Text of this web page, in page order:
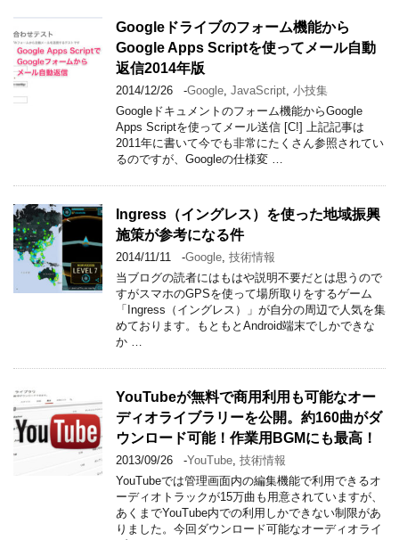
Googleドライブのフォーム機能から
Google Apps Scriptを使ってメール自動
返信2014年版
2014/12/26 -Google, JavaScript, 小技集
Googleドキュメントのフォーム機能からGoogle
Apps Scriptを使ってメール送信 [C!] 上記記事は
2011年に書いて今でも非常にたくさん参照されてい
るのですが、Googleの仕様変 …
Ingress（イングレス）を使った地域振興
施策が参考になる件
2014/11/11 -Google, 技術情報
当ブログの読者にはもはや説明不要だとは思うので
すがスマホのGPSを使って場所取りをするゲーム
「Ingress（イングレス）」が自分の周辺で人気を集
めております。もともとAndroid端末でしかできな
か …
YouTubeが無料で商用利用も可能なオー
ディオライブラリーを公開。約160曲がダ
ウンロード可能！作業用BGMにも最高！
2013/09/26 -YouTube, 技術情報
YouTubeでは管理画面内の編集機能で利用できるオ
ーディオトラックが15万曲も用意されていますが、
あくまでYouTube内での利用しかできない制限があ
りました。今回ダウンロード可能なオーディオライ